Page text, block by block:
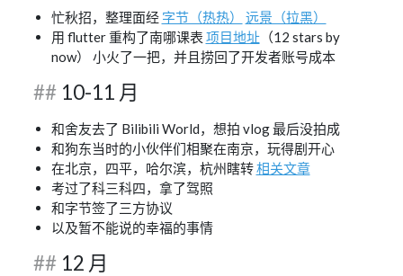
忙秋招，整理面经 字节（热热）
远景（拉黑）
用 flutter 重构了南哪课表 项目地址（12 stars by
now） 小火了一把，并且捞回了开发者账号成本
10-11 月
和舍友去了 Bilibili World，想拍 vlog 最后没拍成
和狗东当时的小伙伴们相聚在南京，玩得剧开心
在北京，四平，哈尔滨，杭州瞎转相关文章
考过了科三科四，拿了驾照
和字节签了三方协议
以及暂不能说的幸福的事情
12 月